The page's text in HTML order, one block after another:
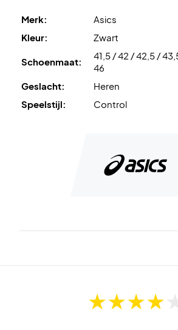
Merk:
Asics
Kleur:
Zwart
Schoenmaat:
41,5 / 42 / 42,5 /
46
Geslacht:
Heren
Speelstijl:
Control